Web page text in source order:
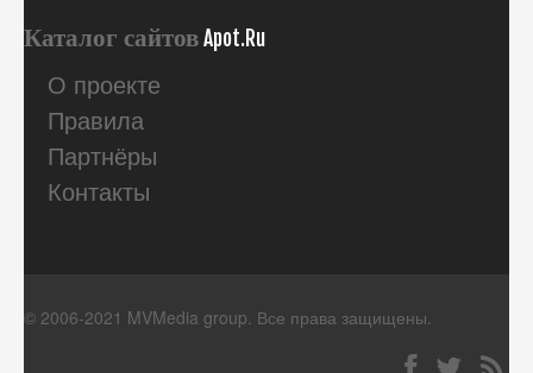
Каталог сайтовApot.Ru
О проекте
Правила
Партнёры
Контакты
© 2006-2021 MVMedia group. Все права защищены.